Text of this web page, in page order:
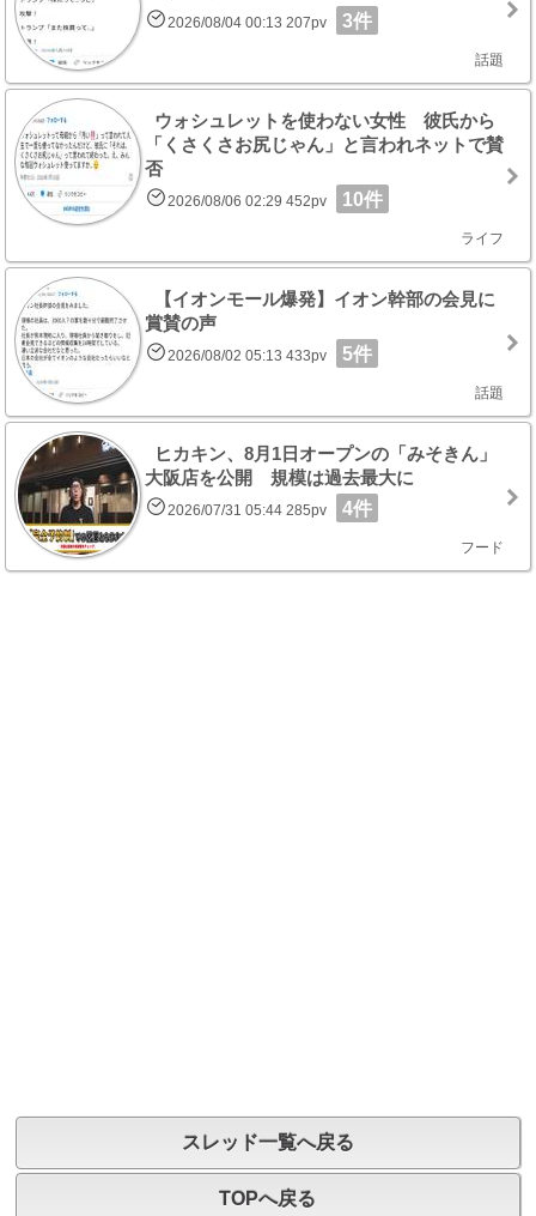
2026/08/04 00:13 207pv 3件
話題
ウォシュレットを使わない女性 彼氏から
「くさくさお尻じゃん」と言われネットで賛
否
2026/08/06 02:29 452pv 10件
ライフ
【イオンモール爆発】イオン幹部の会見に
賞賛の声
2026/08/02 05:13 433pv 5件
話題
ヒカキン、8月1日オープンの「みそきん」
大阪店を公開 規模は過去最大に
2026/07/31 05:44 285pv 4件
フード
スレッド一覧へ戻る
TOPへ戻る